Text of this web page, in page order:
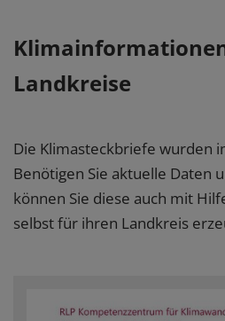
Landkreise
Die Klimasteckbriefe wurden
Benötigen Sie aktuelle Daten
können Sie diese auch mit
selbst für ihren Landkreis